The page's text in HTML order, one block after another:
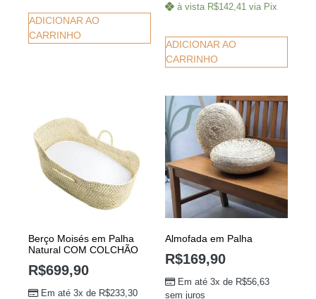
ADICIONAR AO
CARRINHO
à vista R$142,41 via Pix
ADICIONAR AO
CARRINHO
Berço Moisés em Palha
Natural COM COLCHÃO
R$699,90
Em até 3x de R$233,30
Almofada em Palha
R$169,90
Em até 3x de R$56,63
sem juros